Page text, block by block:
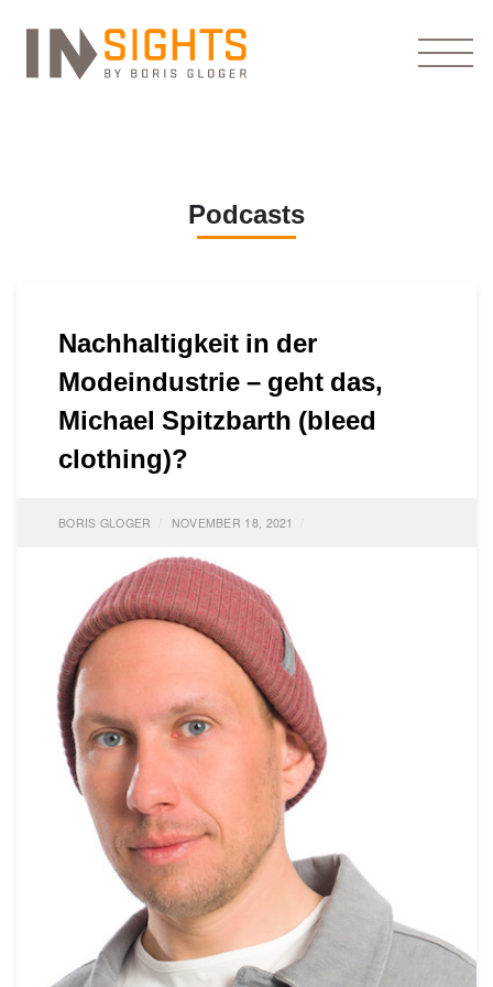
Podcasts
Nachhaltigkeit in der
Modeindustrie – geht das,
Michael Spitzbarth (bleed
clothing)?
BORIS GLOGER NOVEMBER 18, 2021